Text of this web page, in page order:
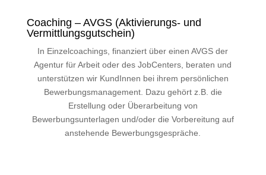
Coaching – AVGS (Aktivierungs- und
Vermittlungsgutschein)
In Einzelcoachings, finanziert über einen AVGS der
Agentur für Arbeit oder des JobCenters, beraten und
unterstützen wir KundInnen bei ihrem persönlichen
Bewerbungsmanagement. Dazu gehört z.B. die
Erstellung oder Überarbeitung von
Bewerbungsunterlagen und/oder die Vorbereitung auf
anstehende Bewerbungsgespräche.